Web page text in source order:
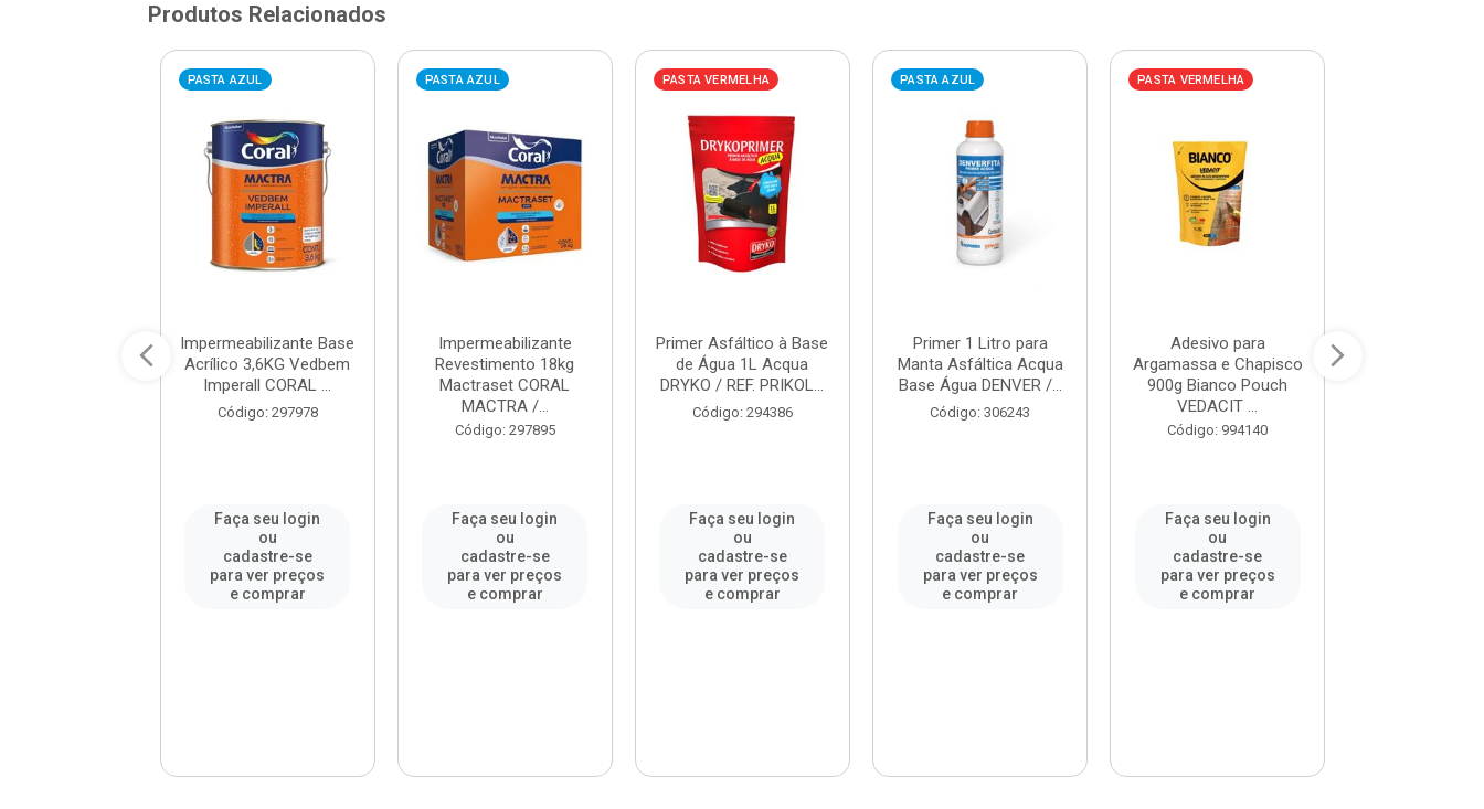
Produtos Relacionados
PASTA AZUL
Impermeabilizante Base
Acrílico 3,6KG Vedbem
Imperall CORAL ...
Código: 297978
Faça seu login
ou
cadastre-se
para ver preços
e comprar
PASTA AZUL
Impermeabilizante
Revestimento 18kg
Mactraset CORAL
MACTRA /...
Código: 297895
Faça seu login
ou
cadastre-se
para ver preços
e comprar
PASTA VERMELHA
Primer Asfáltico à Base
de Água 1L Acqua
DRYKO / REF. PRIKOL...
Código: 294386
Faça seu login
ou
cadastre-se
para ver preços
e comprar
PASTA AZUL
Primer 1 Litro para
Manta Asfáltica Acqua
Base Água DENVER /...
Código: 306243
Faça seu login
ou
cadastre-se
para ver preços
e comprar
PASTA VERMELHA
Adesivo para
Argamassa e Chapisco
900g Bianco Pouch
VEDACIT ...
Código: 994140
Faça seu login
ou
cadastre-se
para ver preços
e comprar